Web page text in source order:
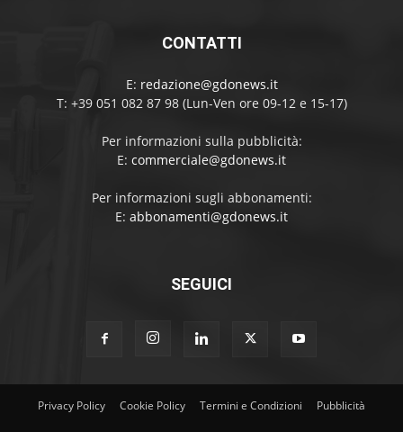
CONTATTI
E: redazione@gdonews.it
T: +39 051 082 87 98 (Lun-Ven ore 09-12 e 15-17)
Per informazioni sulla pubblicità:
E: commerciale@gdonews.it
Per informazioni sugli abbonamenti:
E: abbonamenti@gdonews.it
SEGUICI
Privacy Policy Cookie Policy Termini e Condizioni Pubblicità